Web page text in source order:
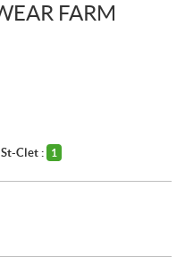
FARM
St-Clet : 1